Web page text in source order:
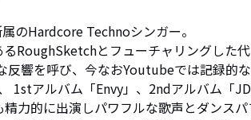
のHardcore Technoシンガー。
るRoughSketchとフューチャリングし
反響を呼び、今なおYoutubeでは記録的
1stアルバム「Envy」、2ndアルバム「
力的に出演しパワフルな歌声とダンス